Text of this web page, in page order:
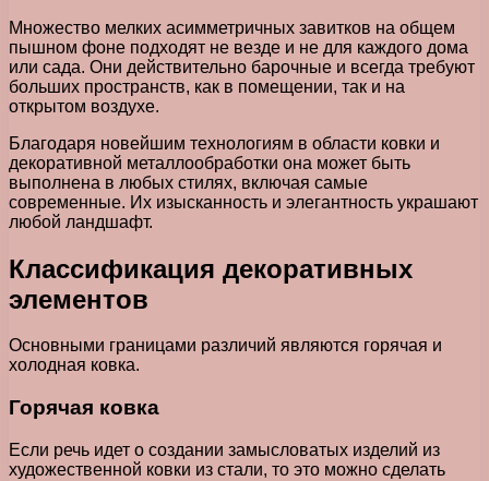
Множество мелких асимметричных завитков на общем
пышном фоне подходят не везде и не для каждого дома
или сада. Они действительно барочные и всегда требуют
больших пространств, как в помещении, так и на
открытом воздухе.
Благодаря новейшим технологиям в области ковки и
декоративной металлообработки она может быть
выполнена в любых стилях, включая самые
современные. Их изысканность и элегантность украшают
любой ландшафт.
Классификация декоративных
элементов
Основными границами различий являются горячая и
холодная ковка.
Горячая ковка
Если речь идет о создании замысловатых изделий из
художественной ковки из стали, то это можно сделать